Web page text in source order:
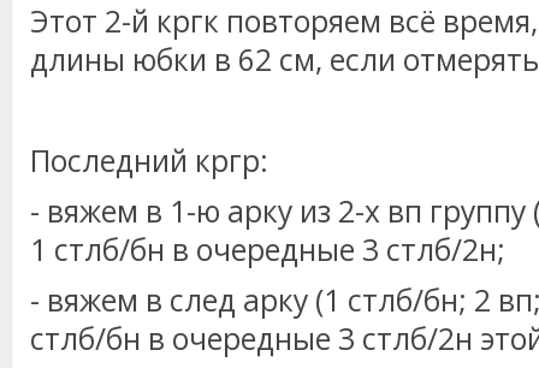
Этот 2-й кргк повторяем всё
длины юбки в 62 см, если
Последний кргр:
- вяжем в 1-ю арку из 2-х вп группу
1 стлб/бн в очередные 3 стлб/2н;
- вяжем в след арку (1 стлб/бн; 2
стлб/бн в очередные 3 стлб/2н